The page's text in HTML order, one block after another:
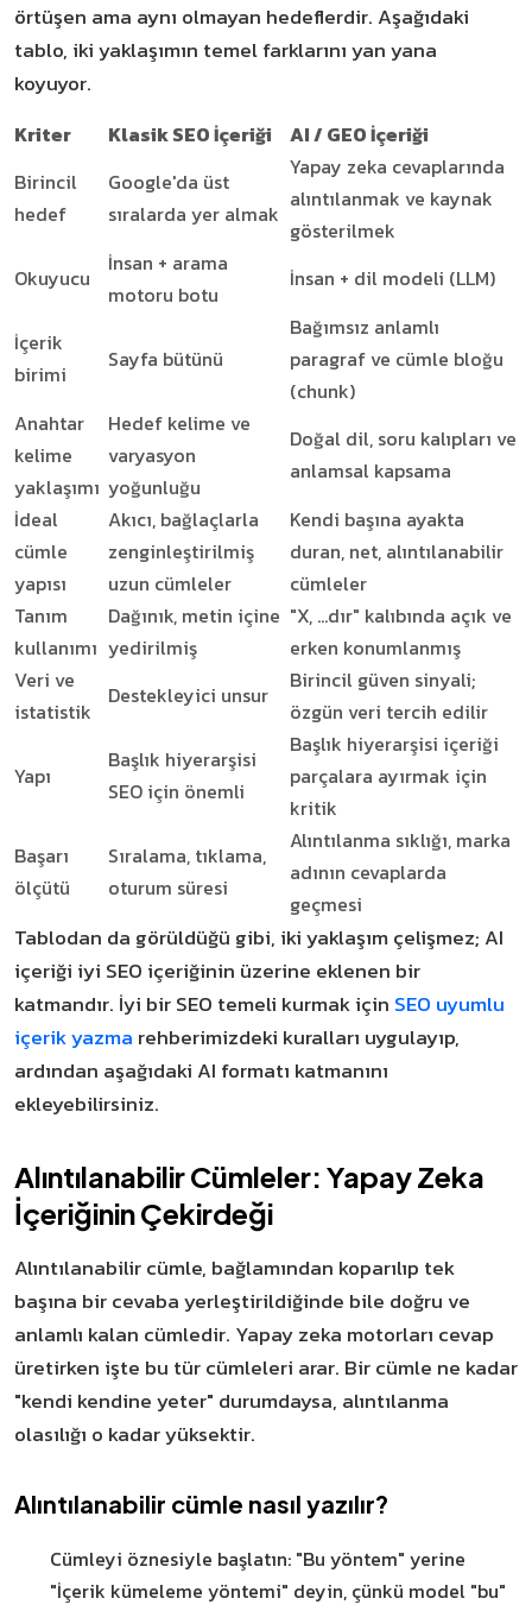
örtüşen ama aynı olmayan hedeflerdir. Aşağıdaki
tablo, iki yaklaşımın temel farklarını yan yana
koyuyor.
Kriter Klasik SEO İçeriği
AI / GEO İçeriği
Birincil
hedef
Google'da üst
sıralarda yer almak
Yapay zeka cevaplarında
alıntılanmak ve kaynak
gösterilmek
Okuyucu
İnsan + arama
motoru botu
İnsan + dil modeli (LLM)
İçerik
birimi
Sayfa bütünü
Bağımsız anlamlı
paragraf ve cümle bloğu
(chunk)
Anahtar
kelime
yaklaşımı
Hedef kelime ve
varyasyon
yoğunluğu
Doğal dil, soru kalıpları ve
anlamsal kapsama
İdeal
cümle
yapısı
Akıcı, bağlaçlarla
zenginleştirilmiş
uzun cümleler
Kendi başına ayakta
duran, net, alıntılanabilir
cümleler
Tanım
kullanımı
Dağınık, metin içine
yedirilmiş
"X, ...dır" kalıbında açık ve
erken konumlanmış
Veri ve
istatistik
Destekleyici unsur
Birincil güven sinyali;
özgün veri tercih edilir
Yapı
Başlık hiyerarşisi
SEO için önemli
Başlık hiyerarşisi içeriği
parçalara ayırmak için
kritik
Başarı
ölçütü
Sıralama, tıklama,
oturum süresi
Alıntılanma sıklığı, marka
adının cevaplarda
geçmesi
Tablodan da görüldüğü gibi, iki yaklaşım çelişmez; AI
içeriği iyi SEO içeriğinin üzerine eklenen bir
katmandır. İyi bir SEO temeli kurmak için SEO uyumlu
içerik yazma rehberimizdeki kuralları uygulayıp,
ardından aşağıdaki AI formatı katmanını
ekleyebilirsiniz.
Alıntılanabilir Cümleler: Yapay Zeka
İçeriğinin Çekirdeği
Alıntılanabilir cümle, bağlamından koparılıp tek
başına bir cevaba yerleştirildiğinde bile doğru ve
anlamlı kalan cümledir. Yapay zeka motorları cevap
üretirken işte bu tür cümleleri arar. Bir cümle ne kadar
"kendi kendine yeter" durumdaysa, alıntılanma
olasılığı o kadar yüksektir.
Alıntılanabilir cümle nasıl yazılır?
Cümleyi öznesiyle başlatın: "Bu yöntem" yerine
"İçerik kümeleme yöntemi" deyin, çünkü model "bu"